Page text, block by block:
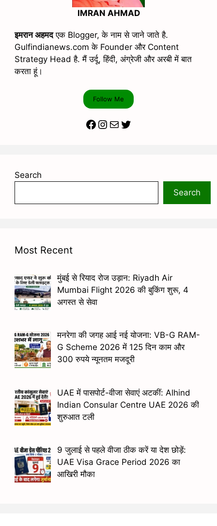
IMRAN AHMAD
इमरान अहमदएक Blogger, के नाम से जाने जाते है.
Gulfindianews.com के Founder और Content
Strategy Head है. मैं उर्दू, हिंदी, अंग्रेजी और अरबी में बात
करता हूं।
Follow Me
Facebook
Instagram
MailTwitter
Search
Search
Most Recent
मुंबई से रियाद रोज उड़ान: Riyadh Air
Mumbai Flight 2026 की बुकिंग शुरू, 4
अगस्त से सेवा
मनरेगा की जगह आई नई योजना: VB-G RAM-
G Scheme 2026 में 125 दिन काम और
300 रुपये न्यूनतम मजदूरी
UAE में पासपोर्ट-वीजा सेवाएं अटकीं: Alhind
Indian Consular Centre UAE 2026 की
शुरुआत टली
9 जुलाई से पहले वीजा ठीक करें या देश छोड़ें:
UAE Visa Grace Period 2026 का
आखिरी मौका